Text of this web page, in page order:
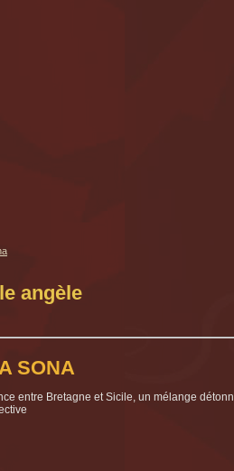
angèle
SONA
entre Bretagne et Sicile, un mélange